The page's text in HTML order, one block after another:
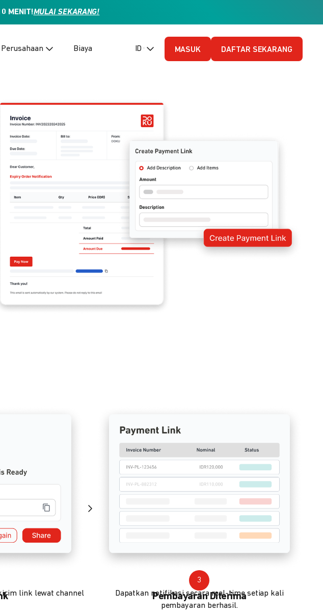
MENIT!MULAI SEKARANG!
Perusahaan Biaya ID (Bahasa Indonesia)
MASUK DAFTAR SEKARANG
link lewat channel
3
Pembayaran Diterima
Dapatkan notifikasi secara real-time setiap kali
pembayaran berhasil.